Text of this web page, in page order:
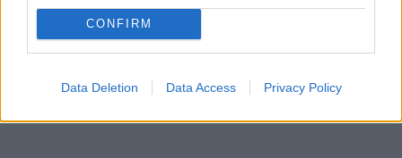
CONFIRM
Data Deletion Data Access Privacy Policy
Nashville Pussy